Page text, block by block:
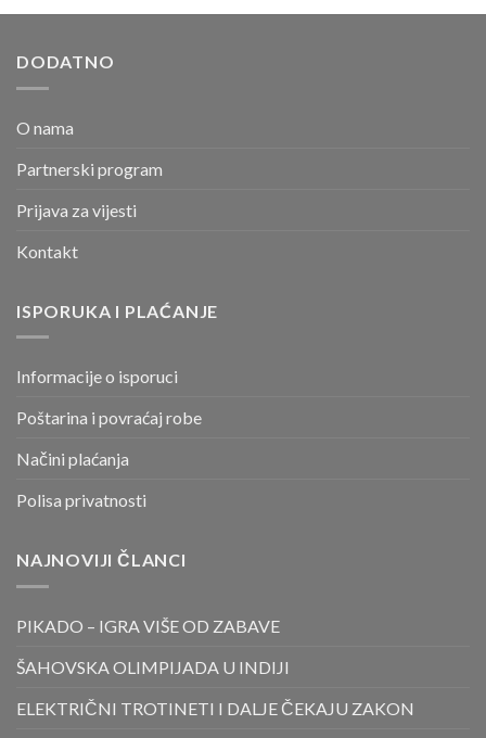
DODATNO
O nama
Partnerski program
Prijava za vijesti
Kontakt
ISPORUKA I PLAĆANJE
Informacije o isporuci
Poštarina i povraćaj robe
Načini plaćanja
Polisa privatnosti
NAJNOVIJI ČLANCI
PIKADO – IGRA VIŠE OD ZABAVE
ŠAHOVSKA OLIMPIJADA U INDIJI
ELEKTRIČNI TROTINETI I DALJE ČEKAJU ZAKON